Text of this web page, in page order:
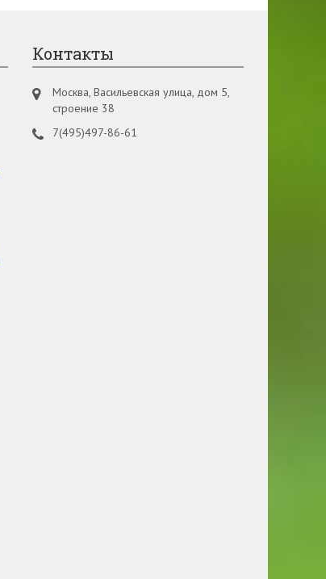
Контакты
Москва, Васильевская улица, дом 5,
строение 38
7(495)497-86-61